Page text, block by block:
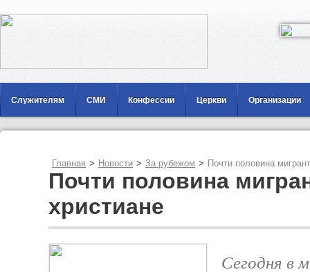
Служителям СМИ Конфессии Церкви Организации
Главная > Новости > За рубежом > Почти половина
Почти половина
христиане
Сегодня в